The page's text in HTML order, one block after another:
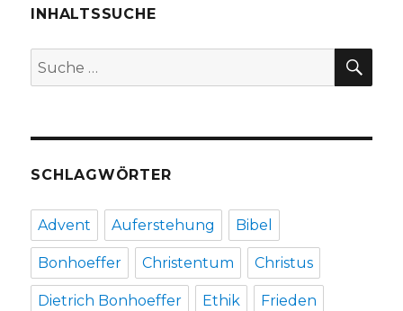
Werl.
zu
Vortrag
Hegeler
Werl,
Fleischer,
INHALTSSUCHE
Suche
nach:
SCHLAGWÖRTER
Advent Auferstehung Bibel
Bonhoeffer Christentum Christus
Dietrich Bonhoeffer Ethik Frieden